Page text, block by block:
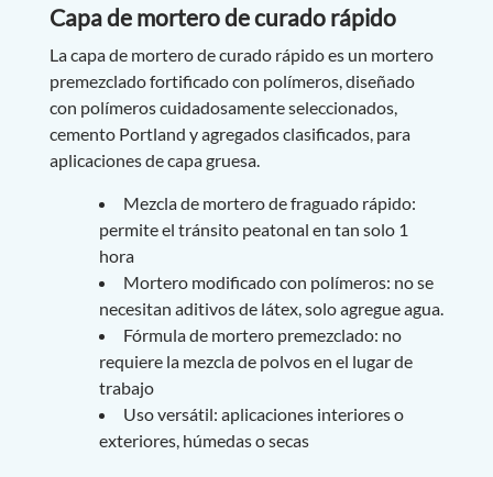
Capa de mortero de curado rápido
La capa de mortero de curado rápido es un mortero
premezclado fortificado con polímeros, diseñado
con polímeros cuidadosamente seleccionados,
cemento Portland y agregados clasificados, para
aplicaciones de capa gruesa.
Mezcla de mortero de fraguado rápido:
permite el tránsito peatonal en tan solo 1
hora
Mortero modificado con polímeros: no se
necesitan aditivos de látex, solo agregue agua.
Fórmula de mortero premezclado: no
requiere la mezcla de polvos en el lugar de
trabajo
Uso versátil: aplicaciones interiores o
exteriores, húmedas o secas